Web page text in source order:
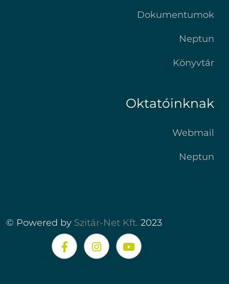
Dokumentumok
Neptun
Könyvtár
Oktatóinknak
Webmail
Neptun
© Powered by Szitár-Net Kft. 2023